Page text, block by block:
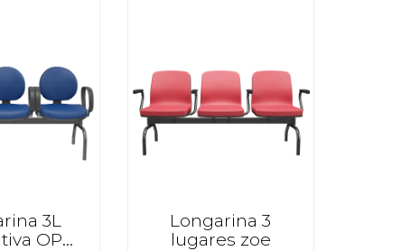
3L
OP
Longarina 3
lugares zoe